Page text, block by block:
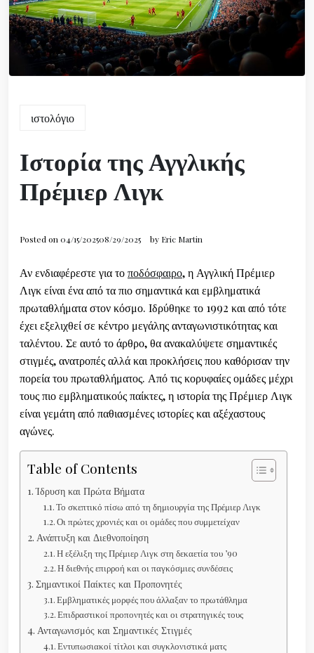
ιστολόγιο
Ιστορία της Αγγλικής
Πρέμιερ Λιγκ
Posted on04/15/202508/29/2025 by Eric Martin
Αν ενδιαφέρεστε για τοποδόσφαιρο, η Αγγλική Πρέμιερ
Λιγκ είναι ένα από τα πιο σημαντικά και εμβληματικά
πρωταθλήματα στον κόσμο. Ιδρύθηκε το 1992 και από τότε
έχει εξελιχθεί σε κέντρο μεγάλης ανταγωνιστικότητας και
ταλέντου. Σε αυτό το άρθρο, θα ανακαλύψετε σημαντικές
στιγμές, ανατροπές αλλά και προκλήσεις που καθόρισαν την
πορεία του πρωταθλήματος. Από τις κορυφαίες ομάδες μέχρι
τους πιο εμβληματικούς παίκτες, η ιστορία της Πρέμιερ Λιγκ
είναι γεμάτη από παθιασμένες ιστορίες και αξέχαστους
αγώνες.
Table of Contents
Ίδρυση και Πρώτα Βήματα
Το σκεπτικό πίσω από τη δημιουργία της Πρέμιερ Λιγκ
Οι πρώτες χρονιές και οι ομάδες που συμμετείχαν
Ανάπτυξη και Διεθνοποίηση
Η εξέλιξη της Πρέμιερ Λιγκ στη δεκαετία του ’90
Η διεθνής επιρροή και οι παγκόσμιες συνδέσεις
Σημαντικοί Παίκτες και Προπονητές
Εμβληματικές μορφές που άλλαξαν το πρωτάθλημα
Επιδραστικοί προπονητές και οι στρατηγικές τους
Ανταγωνισμός και Σημαντικές Στιγμές
Εντυπωσιακοί τίτλοι και συγκλονιστικά ματς